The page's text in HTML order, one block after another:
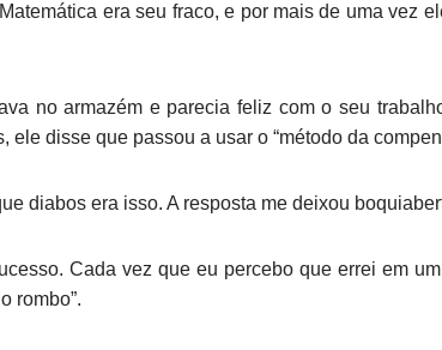
era seu fraco, e por mais de uma vez
no armazém e parecia feliz com o seu
disse que passou a usar o “método da
diabos era isso. A resposta me deixou
Cada vez que eu percebo que errei em
rombo”.